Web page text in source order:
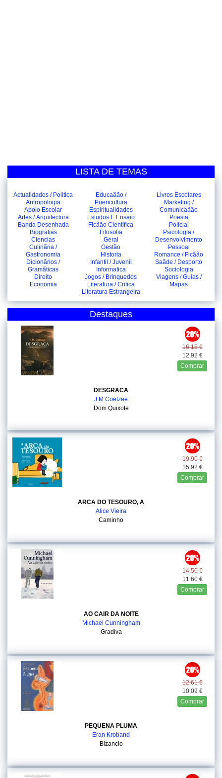
LISTA DE TEMAS
Actualidades / Politica
Antropologia
Apoio Escolar
Artes / Arquitectura
Banda Desenhada
Biografias
Ciencias
Culinãria /
Gastronomia
Dicionãrios /
Gramãticas
Direito
Economia
Educaãão /
Puericultura
Espiritualidades
Estudos E Ensaio
Ficãão Cientifica
Filosofia
Geral
Gestão
Historia
Infantil / Juvenil
Informatica
Jogos / Brinquedos
Literatura / Critica
Literatura Estrangeira
Livros Escolares
Marketing /
Comunicaãão
Poesia
Policial
Psicologia /
Desenvolvimento
Pessoal
Romance / Ficãão
Saãde / Desporto
Sociologia
Viagens / Guias /
Mapas
Destaques
16.15 €
12.92 €
Comprar
DESGRACA
J M Coetzee
Dom Quixote
19.90 €
15.92 €
Comprar
ARCA DO TESOURO, A
Alice Vieira
Caminho
14.50 €
11.60 €
Comprar
AO CAIR DA NOITE
Michael Cunningham
Gradiva
12.61 €
10.09 €
Comprar
PEQUENA PLUMA
Eran Kroband
Bizancio